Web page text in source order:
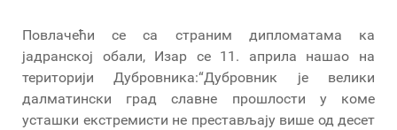
Повлачећи се са страним дипломатама ка
јадранској обали, Изар се 11. априла нашао на
територији Дубровника:“Дубровник је велики
далматински град славне прошлости у коме
усташки екстремисти не престављају више од десет